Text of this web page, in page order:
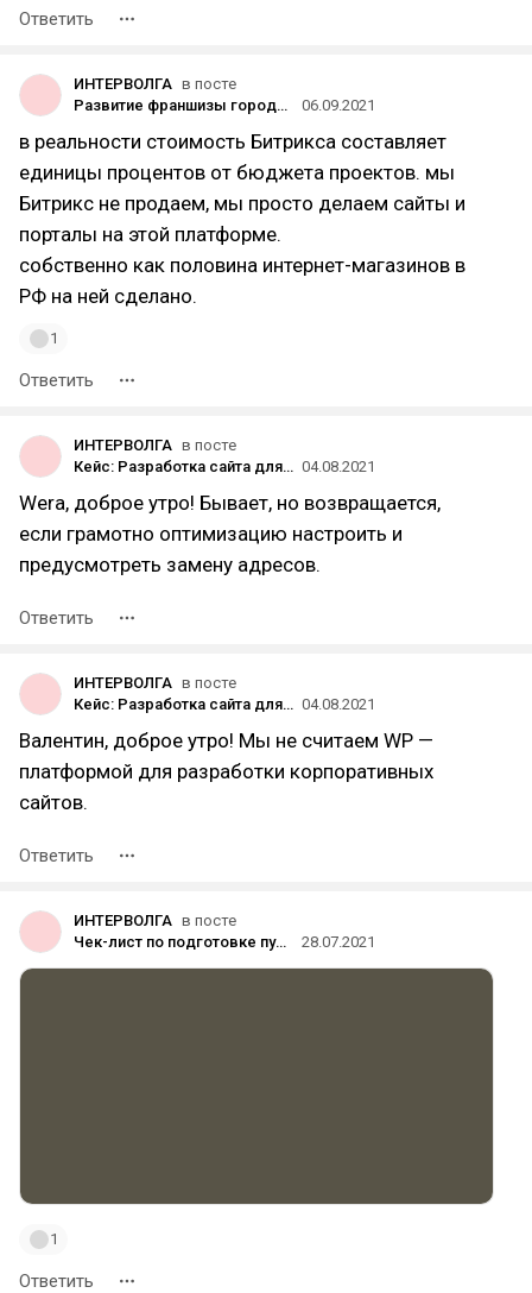
Ответить
ИНТЕРВОЛГА в посте
Развитие франшизы городских порталов с нуля
06.09.2021
в реальности стоимость Битрикса составляет
единицы процентов от бюджета проектов. мы
Битрикс не продаем, мы просто делаем сайты и
порталы на этой платформе.
собственно как половина интернет-магазинов в
РФ на ней сделано.
1
Ответить
ИНТЕРВОЛГА в посте
Кейс: Разработка сайта для Завода бурового оборудования 04.08.2021
Wera, доброе утро! Бывает, но возвращается,
если грамотно оптимизацию настроить и
предусмотреть замену адресов.
Ответить
ИНТЕРВОЛГА в посте
Кейс: Разработка сайта для Завода бурового оборудования 04.08.2021
Валентин, доброе утро! Мы не считаем WP —
платформой для разработки корпоративных
сайтов.
Ответить
ИНТЕРВОЛГА в посте
Чек-лист по подготовке публикации в блог. 30 полезных пунктов
28.07.2021
1
Ответить